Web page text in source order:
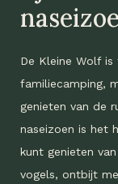
De Kleine Wolf
familiecamping,
genieten van de
naseizoen is het
kunt genieten
vogels, ontbijt